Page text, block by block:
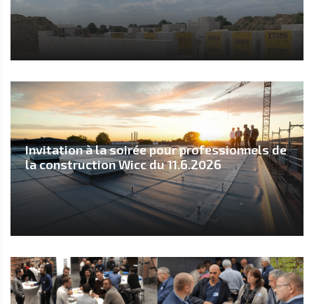
Invitation à la soirée pour professionnels de
la construction Wicc du 11.6.2026